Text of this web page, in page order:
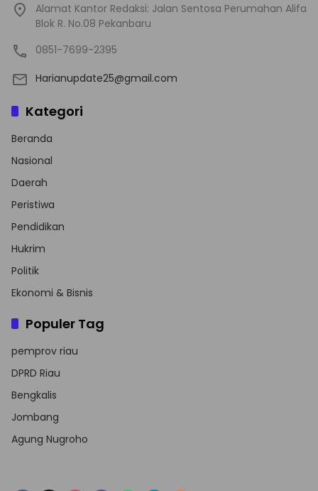
Alamat Kantor Redaksi: Jalan Sentosa Perumahan Alifa
Blok R. No.08 Pekanbaru
0851-7699-2395
Harianupdate25@gmail.com
Kategori
Beranda
Nasional
Daerah
Peristiwa
Pendidikan
Hukrim
Politik
Ekonomi & Bisnis
Populer Tag
pemprov riau
DPRD Riau
Bengkalis
Jombang
Agung Nugroho